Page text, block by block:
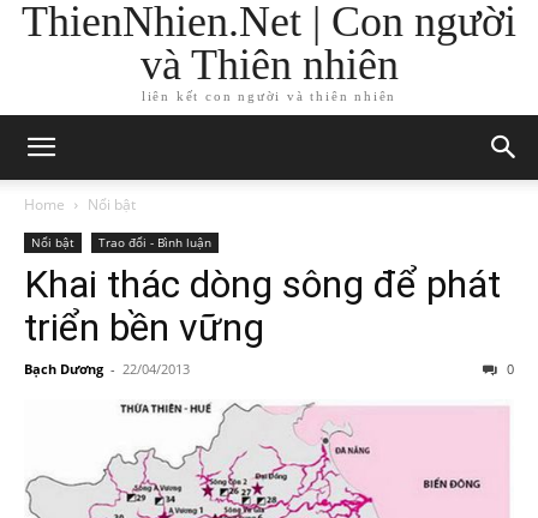
ThienNhien.Net | Con người
và Thiên nhiên
liên kết con người và thiên nhiên
Home Nổi bật
Nổi bật Trao đổi - Bình luận
Khai thác dòng sông để phát
triển bền vững
Bạch Dương - 22/04/2013 0